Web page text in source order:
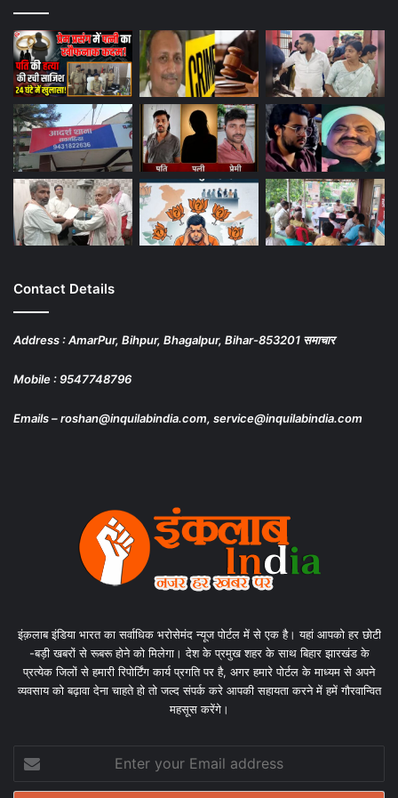
Contact Details
Address : AmarPur, Bihpur, Bhagalpur, Bihar-853201 समाचार
Mobile : 9547748796
Emails – roshan@inquilabindia.com, service@inquilabindia.com
इंक़लाब इंडिया भारत का सर्वाधिक भरोसेमंद न्यूज पोर्टल में से एक है। यहां आपको हर छोटी
-बड़ी खबरों से रूबरू होने को मिलेगा। देश के प्रमुख शहर के साथ बिहार झारखंड के
प्रत्येक जिलों से हमारी रिपोर्टिंग कार्य प्रगति पर है, अगर हमारे पोर्टल के माध्यम से अपने
व्यवसाय को बढ़ावा देना चाहते हो तो जल्द संपर्क करे आपकी सहायता करने में हमें गौरवान्वित
महसूस करेंगे।
your
Email